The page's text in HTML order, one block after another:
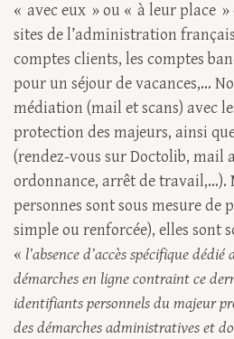
« avec eux » ou « à leur place »
sites de l’administration
comptes clients, les comptes
pour un séjour de vacances,…
médiation (mail et scans) avec
protection des majeurs, ainsi
(rendez-vous sur Doctolib, mail
ordonnance, arrêt de travail,…).
personnes sont sous mesure de
simple ou renforcée), elles sont
« l’absence d’accès spécifique
démarches en ligne contraint ce
identifiants personnels du majeur
des démarches administratives et